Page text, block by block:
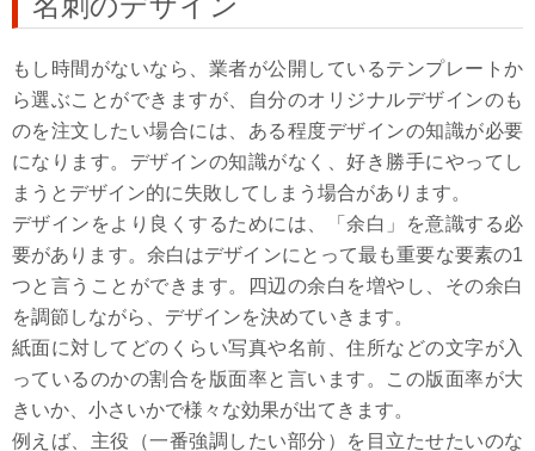
名刺のデザイン
もし時間がないなら、業者が公開しているテンプレートか
ら選ぶことができますが、自分のオリジナルデザインのも
のを注文したい場合には、ある程度デザインの知識が必要
になります。デザインの知識がなく、好き勝手にやってし
まうとデザイン的に失敗してしまう場合があります。
デザインをより良くするためには、「余白」を意識する必
要があります。余白はデザインにとって最も重要な要素の1
つと言うことができます。四辺の余白を増やし、その余白
を調節しながら、デザインを決めていきます。
紙面に対してどのくらい写真や名前、住所などの文字が入
っているのかの割合を版面率と言います。この版面率が大
きいか、小さいかで様々な効果が出てきます。
例えば、主役（一番強調したい部分）を目立たせたいのな